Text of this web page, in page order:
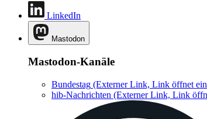
LinkedIn
Mastodon
Mastodon-Kanäle
Bundestag (Externer Link, Link öffnet ein
hib-Nachrichten (Externer Link, Link